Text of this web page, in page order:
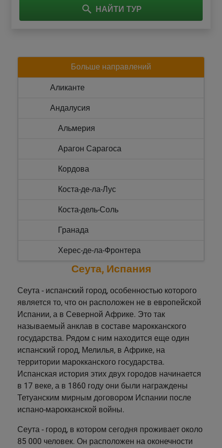
НАЙТИ ТУР
Больше направлений
Аликанте
Андалусия
Альмерия
Арагон Сарагоса
Кордова
Коста-де-ла-Лус
Коста-дель-Соль
Гранада
Херес-де-ла-Фронтера
Севилья
Астурия
Сеута
Коста-Бланка
Коста-Брава
Коста-де-Альмерия
Коста-дель-Асаар
Коста Дорада
Флоренция
Сеута, Испания
Сеута - испанский город, особенностью которого
является то, что он расположен не в европейской
Испании, а в Северной Африке. Это так
называемый анклав в составе марокканского
государства. Рядом с ним находится еще один
испанский город, Мелилья, в Африке, на
территории марокканского государства.
Испанская история этих двух городов начинается
в 17 веке, а в 1860 году они были награждены
Тетуанским мирным договором Испании после
испано-марокканской войны.
Сеута - город, в котором сегодня проживает около
85 000 человек. Он расположен на оконечности